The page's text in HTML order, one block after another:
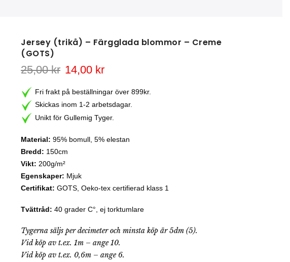
Jersey (trikå) – Färgglada blommor – Creme
(GOTS)
25,00kr Det
priset
var:
25,00 kr.
14,00 krDet
priset
är:
14,00 kr.
Fri frakt på beställningar över 899kr.
Skickas inom 1-2 arbetsdagar.
Unikt för Gullemig Tyger.
Material: 95% bomull, 5% elestan
Bredd: 150cm
Vikt: 200g/m²
Egenskaper: Mjuk
Certifikat: GOTS, Oeko-tex certifierad klass 1
Tvättråd: 40 grader C°, ej torktumlare
Tygerna säljs per decimeter och minsta köp är 5dm (5).
Vid köp av t.ex. 1m – ange 10.
Vid köp av t.ex. 0,6m – ange 6.